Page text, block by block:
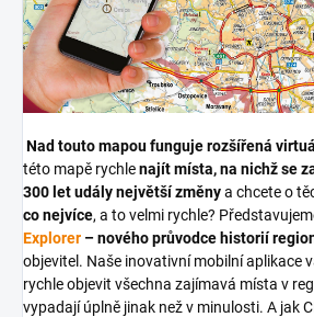
Nad touto mapou funguje rozšířená
této mapě rychlenajít místa, na nichž se
300 let udály největší změnya chcete o
co nejvíce, a to velmi rychle?
Explorer – nového průvodce historií
objevitel. Naše inovativní mobilní aplikace
rychle objevit všechna zajímavá místa v
vypadají úplně jinak než v minulosti. A jak